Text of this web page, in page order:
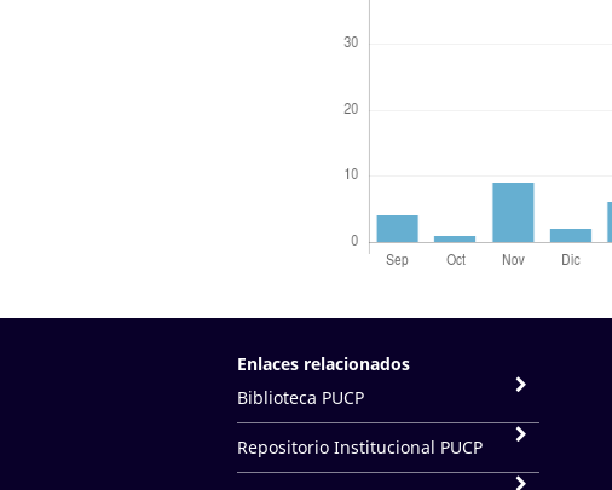
Enlaces relacionados
Biblioteca PUCP
Repositorio Institucional PUCP